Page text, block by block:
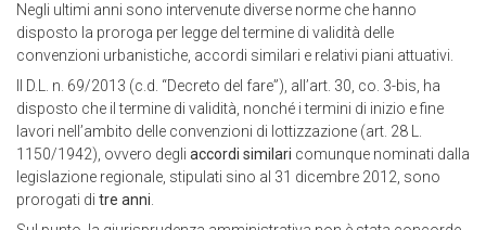
Negli ultimi anni sono intervenute diverse norme che hanno
disposto la proroga per legge del termine di validità delle
convenzioni urbanistiche, accordi similari e relativi piani attuativi.
Il D.L. n. 69/2013 (c.d. “Decreto del fare”), all’art. 30, co. 3-bis, ha
disposto che il termine di validità, nonché i termini di inizio e fine
lavori nell’ambito delle convenzioni di lottizzazione (art. 28 L.
1150/1942), ovvero degli accordi similari comunque nominati dalla
legislazione regionale, stipulati sino al 31 dicembre 2012, sono
prorogati di tre anni